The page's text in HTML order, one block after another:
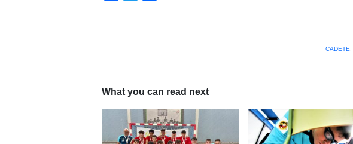
CADETE
What you can read next